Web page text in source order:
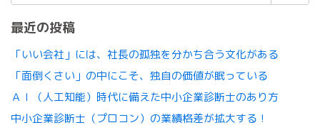
最近の投稿
「いい会社」には、社長の孤独を分かち合う文化がある
「面倒くさい」の中にこそ、独自の価値が眠っている
ＡＩ（人工知能）時代に備えた中小企業診断士のあり方
中小企業診断士（プロコン）の業績格差が拡大する！